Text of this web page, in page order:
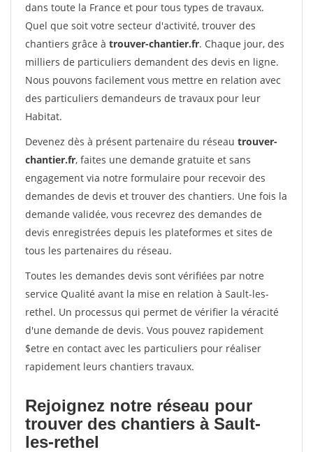
dans toute la France et pour tous types de travaux.
Quel que soit votre secteur d'activité, trouver des
chantiers grâce à trouver-chantier.fr. Chaque jour, des
milliers de particuliers demandent des devis en ligne.
Nous pouvons facilement vous mettre en relation avec
des particuliers demandeurs de travaux pour leur
Habitat.
Devenez dès à présent partenaire du réseau trouver-
chantier.fr, faites une demande gratuite et sans
engagement via notre formulaire pour recevoir des
demandes de devis et trouver des chantiers. Une fois la
demande validée, vous recevrez des demandes de
devis enregistrées depuis les plateformes et sites de
tous les partenaires du réseau.
Toutes les demandes devis sont vérifiées par notre
service Qualité avant la mise en relation à Sault-les-
rethel. Un processus qui permet de vérifier la véracité
d'une demande de devis. Vous pouvez rapidement
$etre en contact avec les particuliers pour réaliser
rapidement leurs chantiers travaux.
Rejoignez notre réseau pour
trouver des chantiers à Sault-
les-rethel